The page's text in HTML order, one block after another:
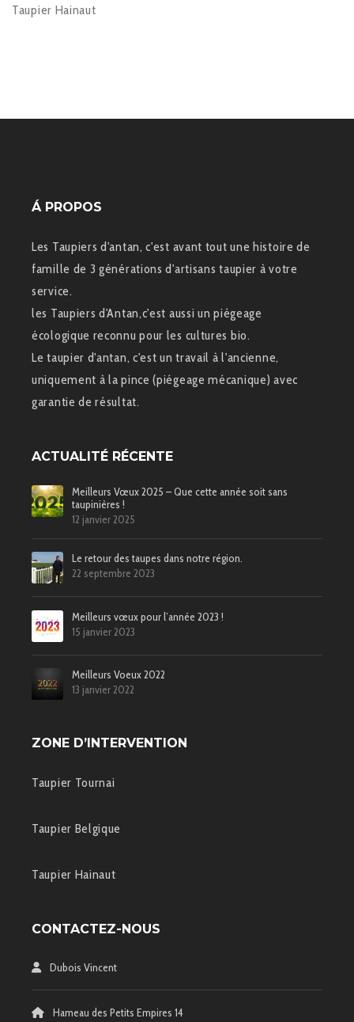
Taupier Hainaut
Á PROPOS
Les Taupiers d'antan, c'est avant tout une histoire de
famille de 3 générations d'artisans taupier à votre
service.
les Taupiers d'Antan,c'est aussi un piégeage
écologique reconnu pour les cultures bio.
Le taupier d'antan, c'est un travail à l'ancienne,
uniquement à la pince (piégeage mécanique) avec
garantie de résultat.
ACTUALITÉ RÉCENTE
Meilleurs Vœux 2025 – Que cette année soit sans
taupinières !
12 janvier 2025
Le retour des taupes dans notre région.
22 septembre 2023
Meilleurs vœux pour l’année 2023 !
15 janvier 2023
Meilleurs Voeux 2022
13 janvier 2022
ZONE D’INTERVENTION
Taupier Tournai
Taupier Belgique
Taupier Hainaut
CONTACTEZ-NOUS
Dubois Vincent
Hameau des Petits Empires 14